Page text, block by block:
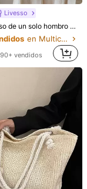
1/6
contraste de c
universitario d
actividades
Livesso
Livesso Bolso de un solo hombro tejido a ganchillo, bolso de playa bohemio para mujeres, bolso de hombro casual para vacaciones y estudiantes
en Multicolor Bolsos De Mano Para Mujer
90+ vendidos